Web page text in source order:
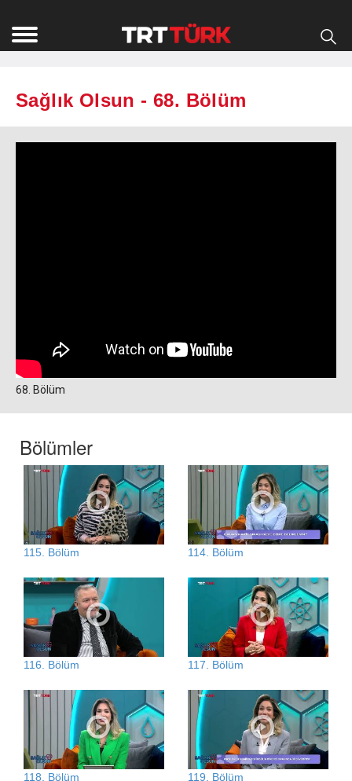
Sağlık Olsun - 68. Bölüm
68. Bölüm
Bölümler
115. Bölüm 114. Bölüm
116. Bölüm 117. Bölüm
118. Bölüm 119. Bölüm